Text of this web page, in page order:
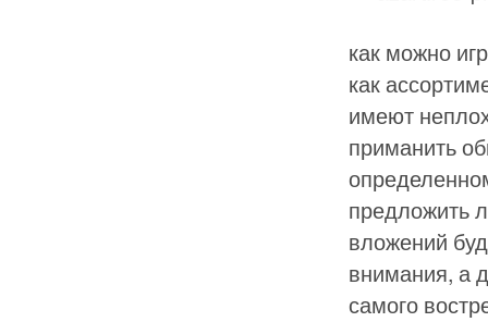
как можно
как
имеют
приманить
предложить
вложений
внимания, а
самого